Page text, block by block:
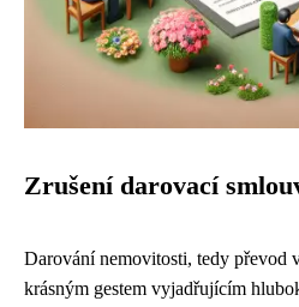
Zrušení darovací
Darování nemovitosti, tedy převod
krásným gestem vyjadřujícím